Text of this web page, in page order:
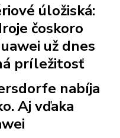
úložiská:
čoskoro
už dnes
príležitosť
nabíja
Aj vďaka